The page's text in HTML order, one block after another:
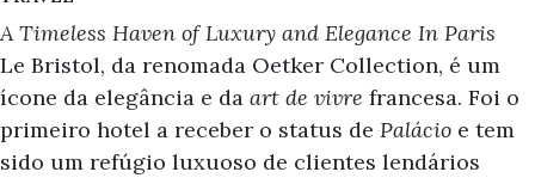
A Timeless Haven of Luxury and Elegance In Paris
Le Bristol, da renomada Oetker Collection, é um
ícone da elegância e da art de vivre francesa. Foi o
primeiro hotel a receber o status de Palácio e tem
sido um refúgio luxuoso de clientes lendários